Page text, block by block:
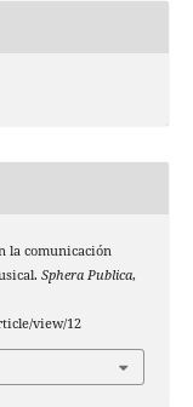
la comunicación
Sphera Publica,
view/12